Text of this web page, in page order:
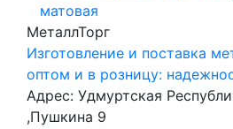
матовая
МеталлТорг
Изготовление и поставка
оптом и в розницу:
Адрес: Удмуртская
,Пушкина 9